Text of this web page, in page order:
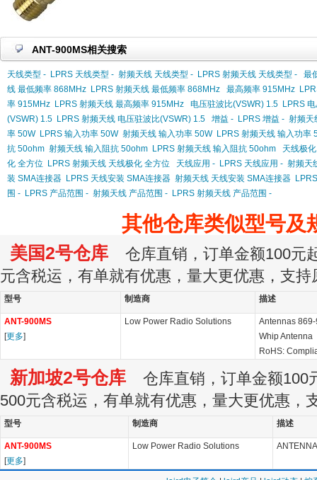
ANT-900MS相关搜索
天线类型 - LPRS 天线类型 - 射频天线 天线类型 - LPRS 射频天线 天线类型 -
最
线 最低频率 868MHz LPRS 射频天线 最低频率 868MHz 最高频率 915MHz
率 915MHz LPRS 射频天线 最高频率 915MHz 电压驻波比(VSWR) 1.5 LPRS
(VSWR) 1.5 LPRS 射频天线 电压驻波比(VSWR) 1.5 增益 - LPRS 增益 - 射频天
率 50W LPRS 输入功率 50W 射频天线 输入功率 50W LPRS 射频天线 输入功率
抗 50ohm 射频天线 输入阻抗 50ohm LPRS 射频天线 输入阻抗 50ohm
天线极
化 全方位
LPRS 射频天线 天线极化 全方位 天线应用 - LPRS 天线应用 - 射频天
装 SMA连接器 LPRS 天线安装 SMA连接器 射频天线 天线安装 SMA连接器
围 - LPRS 产品范围 - 射频天线 产品范围 - LPRS 射频天线 产品范围 -
其他仓库类似型号及
美国2号仓库 仓库直销，订单金额100元
元含税运，有单就有优惠，量大更优惠，支持
型号 制造商 描述
ANT-900MS
[更多]
Low Power Radio Solutions
Antennas
Whip Antenna
RoHS:
新加坡2号仓库 仓库直销，订单金额100
500元含税运，有单就有优惠，量大更优惠，
型号 制造商 描述
ANT-900MS
[更多]
Low Power Radio Solutions